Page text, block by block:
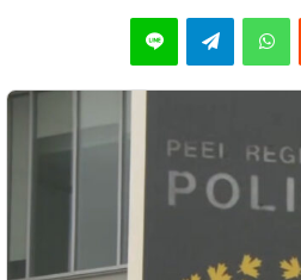
‫رددیت واتس آپ تلگرام لاین